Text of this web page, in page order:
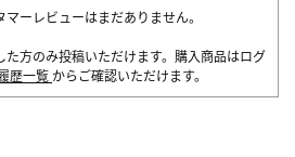
ーレビューはまだありません。
た方のみ投稿いただけます。購入商品はログ
歴一覧 からご確認いただけます。